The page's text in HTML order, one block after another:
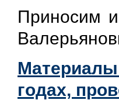
Приносим
годах,